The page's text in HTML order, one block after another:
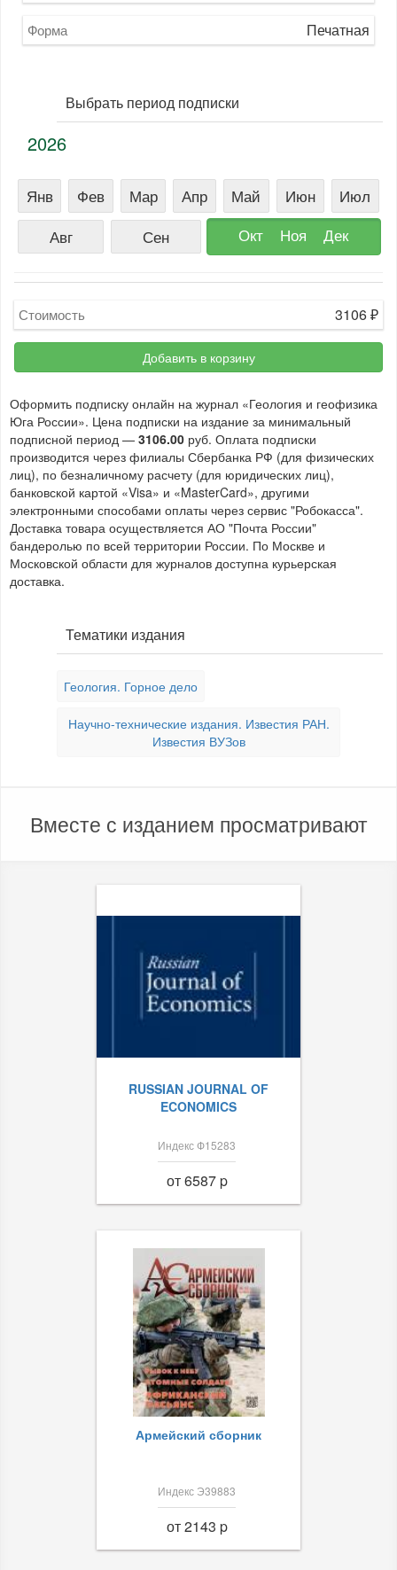
Форма Печатная
Выбрать период подписки
2026
Янв Фев Мар Апр Май Июн
Июл
Авг
Сен Окт Ноя Дек
Стоимость 3106₽
Добавить в корзину
Оформить подписку онлайн на журнал «Геология и геофизика
Юга России». Цена подписки на издание за минимальный
подписной период — 3106.00 руб. Оплата подписки
производится через филиалы Сбербанка РФ (для физических
лиц), по безналичному расчету (для юридических лиц),
банковской картой «Visa» и «MasterCard», другими
электронными способами оплаты через сервис "Робокасса".
Доставка товара осуществляется АО "Почта России"
бандеролью по всей территории России. По Москве и
Московской области для журналов доступна курьерская
доставка.
Тематики издания
Геология. Горное дело
Научно-технические издания. Известия РАН.
Известия ВУЗов
Вместе с изданием просматривают
RUSSIAN JOURNAL OF
ECONOMICS
Индекс Ф15283
от 6587 p
Армейский сборник
Индекс Э39883
от 2143 p